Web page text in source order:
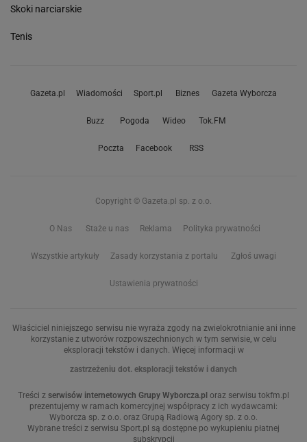
Skoki narciarskie
Tenis
Gazeta.pl Wiadomości Sport.pl Biznes Gazeta Wyborcza
Buzz Pogoda Wideo Tok.FM
Poczta Facebook RSS
Copyright © Gazeta.pl sp. z o.o.
O Nas Staże u nas Reklama Polityka prywatności
Wszystkie artykuły Zasady korzystania z portalu Zgłoś uwagi
Ustawienia prywatności
Właściciel niniejszego serwisu nie wyraża zgody na zwielokrotnianie ani inne
korzystanie z utworów rozpowszechnionych w tym serwisie, w celu
eksploracji tekstów i danych. Więcej informacji w
zastrzeżeniu dot. eksploracji tekstów i danych
Treści z serwisów internetowych Grupy Wyborcza.pl oraz serwisu tokfm.pl
prezentujemy w ramach komercyjnej współpracy z ich wydawcami:
Wyborcza sp. z o.o. oraz Grupą Radiową Agory sp. z o.o.
Wybrane treści z serwisu Sport.pl są dostępne po wykupieniu płatnej
subskrypcji